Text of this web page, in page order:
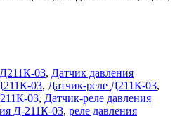
03, Датчик давления
03, Датчик-реле Д211К-03,
03, Датчик-реле давления
Д-211К-03, реле давления